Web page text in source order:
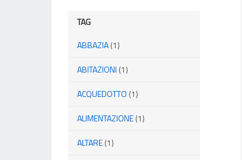
TAG
ABBAZIA(1)
ABITAZIONI (1)
ACQUEDOTTO (1)
ALIMENTAZIONE(1)
ALTARE(1)